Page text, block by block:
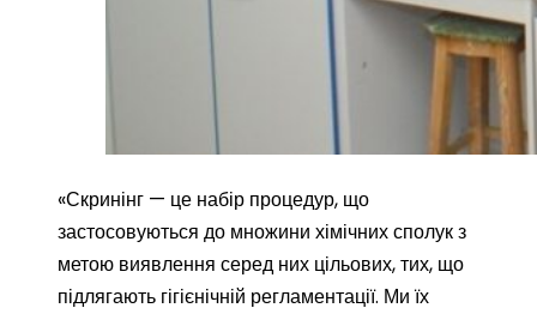
«Скринінг — це набір процедур, що
застосовуються до множини хімічних сполук з
метою виявлення серед них цільових, тих, що
підлягають гігієнічній регламентації. Ми їх